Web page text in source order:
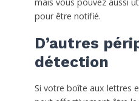
pour être notifié.
D’autres
détection
Si votre boîte aux lettres